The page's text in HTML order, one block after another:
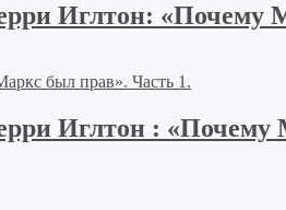
Иглтон: «Почему
Иглтон : «Почему